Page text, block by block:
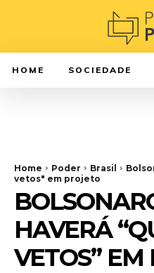
HOME SOCIEDADE
Home Poder Brasil
vetos" em projeto
HAVERÁ
VETOS” EM